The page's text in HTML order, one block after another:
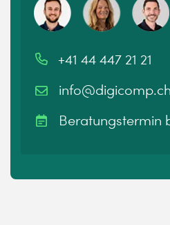
+41 44 447 21 21
info@digicomp.ch
Beratungstermin